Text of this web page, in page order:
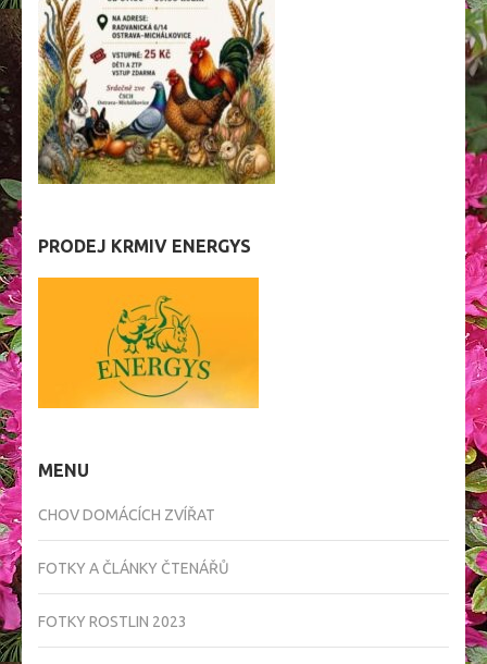
PRODEJ KRMIV ENERGYS
MENU
CHOV DOMÁCÍCH ZVÍŘAT
FOTKY A ČLÁNKY ČTENÁŘŮ
FOTKY ROSTLIN 2023